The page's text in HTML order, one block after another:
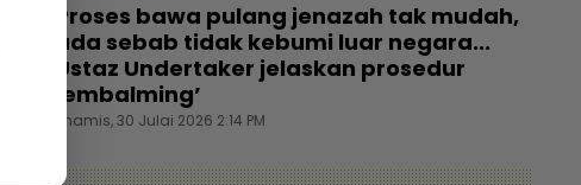
Proses bawa pulang jenazah tak mudah,
ada sebab tidak kebumi luar negara...
Ustaz Undertaker jelaskan prosedur
‘embalming’
Khamis, 30 Julai 2026 2:14 PM